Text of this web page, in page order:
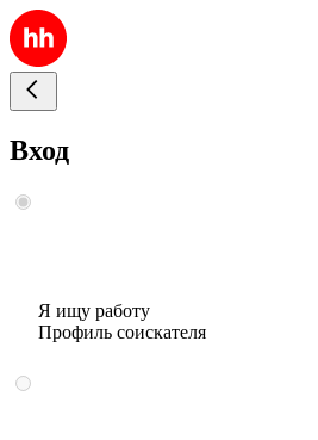
Вход
Я ищу работу
Профиль соискателя